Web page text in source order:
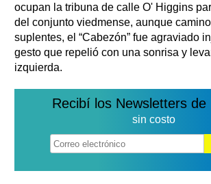
ocupan la tribuna de calle O' Higgins
del conjunto viedmense, aunque
suplentes, el “Cabezón” fue agraviado
gesto que repelió con una sonrisa y
izquierda.
Recibí los Newsletters de
sin costo